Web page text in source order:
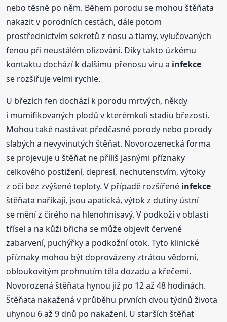
nebo těsně po něm. Během porodu se mohou štěňata
nakazit v porodních cestách, dále potom
prostřednictvím sekretů z nosu a tlamy, vylučovaných
fenou při neustálém olizování. Díky takto úzkému
kontaktu dochází k dalšímu přenosu viru a infekce
se rozšiřuje velmi rychle.
U březích fen dochází k porodu mrtvých, někdy
i mumifikovaných plodů v kterémkoli stadiu březosti.
Mohou také nastávat předčasné porody nebo porody
slabých a nevyvinutých štěňat. Novorozenecká forma
se projevuje u štěňat ne příliš jasnými příznaky
celkového postižení, depresí, nechutenstvím, výtoky
z očí bez zvýšené teploty. V případě rozšířené infekce
štěňata naříkají, jsou apatická, výtok z dutiny ústní
se mění z čirého na hlenohnisavý. V podkoží v oblasti
třísel a na kůži břicha se může objevit červené
zabarvení, puchýřky a podkožní otok. Tyto klinické
příznaky mohou být doprovázeny ztrátou vědomí,
obloukovitým prohnutím těla dozadu a křečemi.
Novorozená štěňata hynou již po 12 až 48 hodinách.
Štěňata nakažená v průběhu prvních dvou týdnů života
uhynou 6 až 9 dnů po nakažení. U starších štěňat